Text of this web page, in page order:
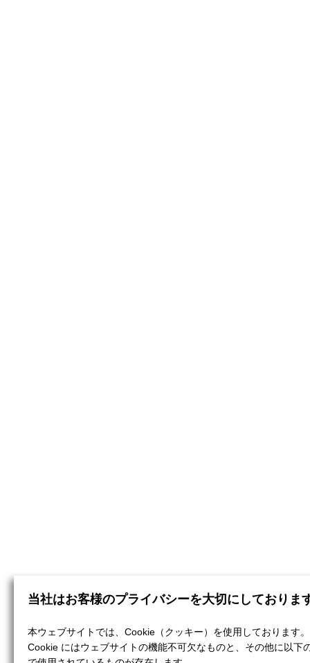
当社はお客様のプライバシーを大切にしておりま
本ウェブサイトでは、Cookie（クッキー）を使用しております。
Cookie にはウェブサイトの機能不可欠なものと、その他に以下